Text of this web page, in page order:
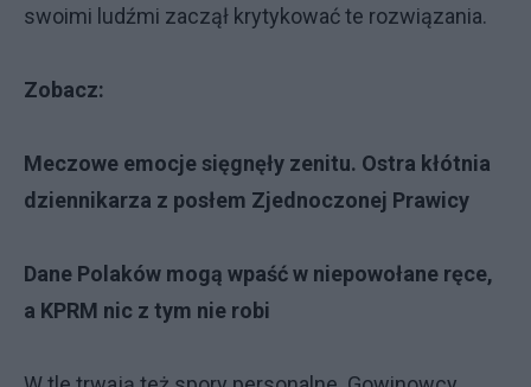
swoimi ludźmi zaczął krytykować te rozwiązania.
Zobacz:
Meczowe emocje sięgnęły zenitu. Ostra kłótnia
dziennikarza z posłem Zjednoczonej Prawicy
Dane Polaków mogą wpaść w niepowołane ręce,
a KPRM nic z tym nie robi